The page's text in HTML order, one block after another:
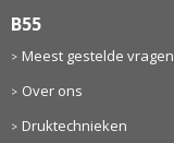
B55
Meest gestelde vragen
Over ons
Druktechnieken